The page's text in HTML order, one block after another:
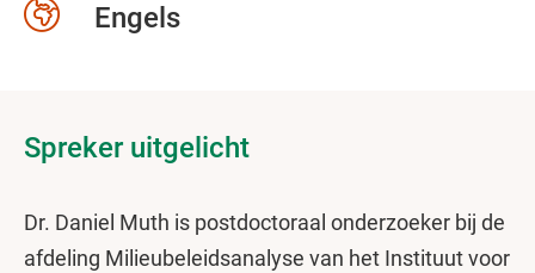
Engels
Spreker uitgelicht
Dr. Daniel Muth is postdoctoraal onderzoeker bij de
afdeling Milieubeleidsanalyse van het Instituut voor